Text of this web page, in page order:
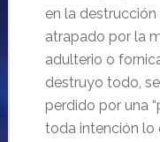
en la
atrapado por la
adulterio o
destruyo todo,
perdido por una
toda intención lo